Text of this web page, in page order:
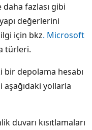
fazlası gibi
değerlerini
için bkz. Microsoft
türleri.
bir depolama hesabı
aşağıdaki yollarla
duvarı kısıtlamaları